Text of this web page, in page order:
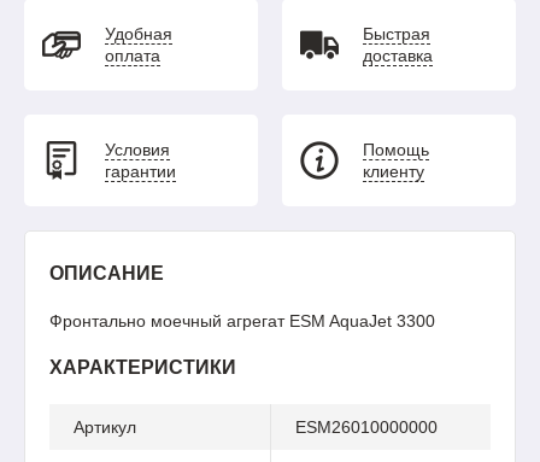
Удобная
оплата
Быстрая
доставка
Условия
гарантии
Помощь
клиенту
ОПИСАНИЕ
Фронтально моечный агрегат ESM AquaJet 3300
ХАРАКТЕРИСТИКИ
Артикул ESM26010000000